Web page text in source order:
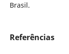
Brasil.
Referências